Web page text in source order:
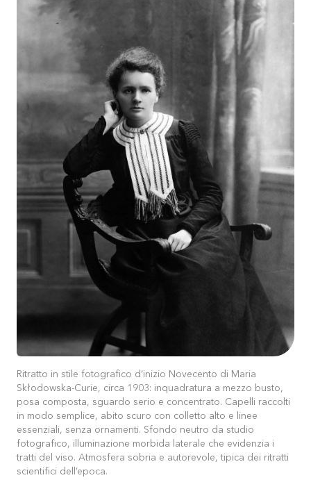
Ritratto in stile fotografico d’inizio Novecento di Maria
Skłodowska-Curie, circa 1903: inquadratura a mezzo busto,
posa composta, sguardo serio e concentrato. Capelli raccolti
in modo semplice, abito scuro con colletto alto e linee
essenziali, senza ornamenti. Sfondo neutro da studio
fotografico, illuminazione morbida laterale che evidenzia i
tratti del viso. Atmosfera sobria e autorevole, tipica dei ritratti
scientifici dell’epoca.